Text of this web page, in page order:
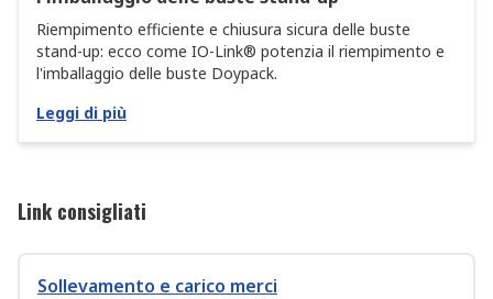
Riempimento efficiente e chiusura sicura delle buste
stand-up: ecco come IO-Link® potenzia il riempimento e
l'imballaggio delle buste Doypack.
Leggi di più
Link consigliati
Sollevamento e carico merci